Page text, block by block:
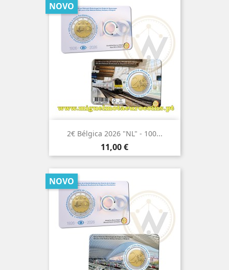
2€ Bélgica 2026 "NL" - 100...
Preço
11,00 €
NOVO
NOVO